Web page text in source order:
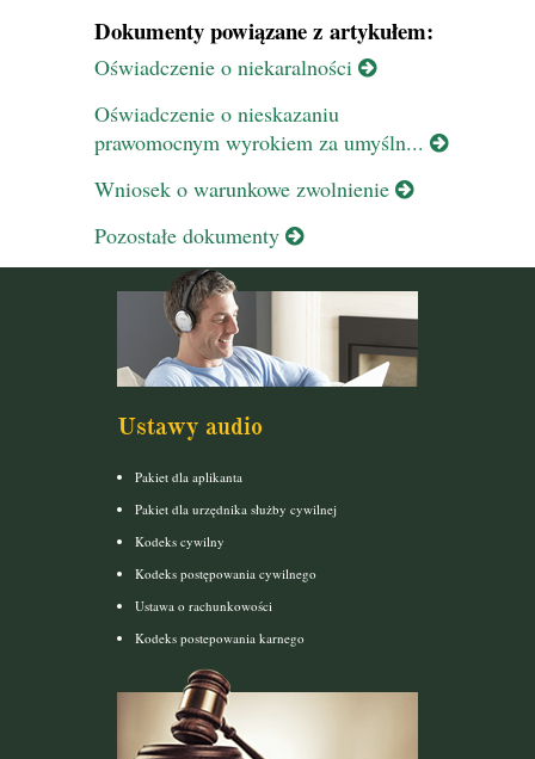
Dokumenty powiązane z artykułem:
Oświadczenie o niekaralności
Oświadczenie o nieskazaniu
prawomocnym wyrokiem za umyśln...
Wniosek o warunkowe zwolnienie
Pozostałe dokumenty
Ustawy audio
Pakiet dla aplikanta
Pakiet dla urzędnika służby cywilnej
Kodeks cywilny
Kodeks postępowania cywilnego
Ustawa o rachunkowości
Kodeks postepowania karnego